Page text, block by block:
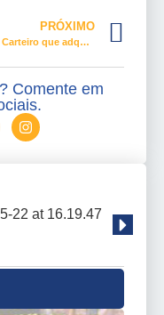
PRÓXIMO
TRT2 – Carteiro que adquiriu doença no trabalho recebe dano moral e pensão vitalícia
Comente em